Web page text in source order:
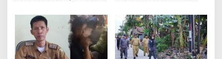
Way Kandis
Putih ke Warga